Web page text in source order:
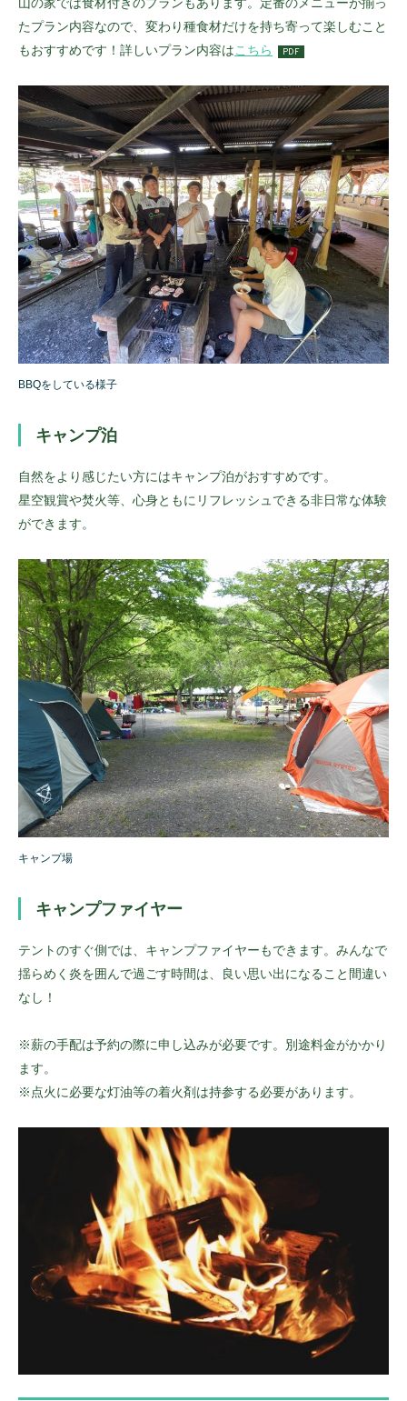
たプラン内容なので、変わり種食材だけを持ち寄って楽しむこと
もおすすめです！詳しいプラン内容はこちら
BBQをしている様子
キャンプ泊
自然をより感じたい方にはキャンプ泊がおすすめです。
星空観賞や焚火等、心身ともにリフレッシュできる非日常な体験
ができます。
キャンプ場
キャンプファイヤー
テントのすぐ側では、キャンプファイヤーもできます。みんなで
揺らめく炎を囲んで過ごす時間は、良い思い出になること間違い
なし！
※薪の手配は予約の際に申し込みが必要です。別途料金がかかり
ます。
※点火に必要な灯油等の着火剤は持参する必要があります。